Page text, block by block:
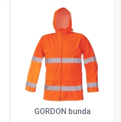
GORDON bunda